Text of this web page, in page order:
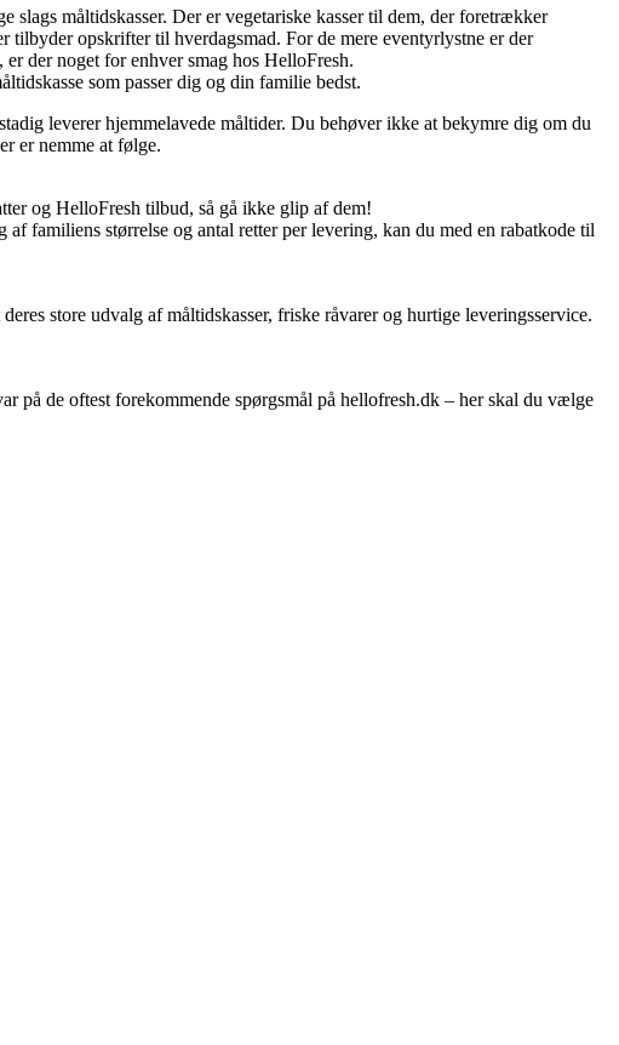
slags måltidskasser. Der er vegetariske kasser til dem, der foretrækker
tilbyder opskrifter til hverdagsmad. For de mere eventyrlystne er der
der noget for enhver smag hos HelloFresh.
som passer dig og din familie bedst.
leverer hjemmelavede måltider. Du behøver ikke at bekymre dig om du
er nemme at følge.
og HelloFresh tilbud, så gå ikke glip af dem!
familiens størrelse og antal retter per levering, kan du med en rabatkode til
store udvalg af måltidskasser, friske råvarer og hurtige leveringsservice.
på de oftest forekommende spørgsmål på hellofresh.dk – her skal du vælge